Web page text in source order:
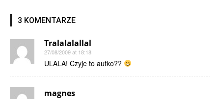
3 KOMENTARZE
Tralalalallal
27/08/2009 at 18:18
ULALA! Czyje to autko??
magnes